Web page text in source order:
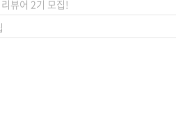
뷰어 2기 모집!